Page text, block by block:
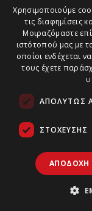
Χρησιμοποιούμε
τις διαφημίσεις
Μοιραζόμαστε
ιστότοπού μας με
οποίοι ενδέχεται
τους έχετε
ΑΠΟΛΎΤΩΣ
ΣΤΌΧΕΥΣΗΣ
ΑΠΟΔΟΧΉ